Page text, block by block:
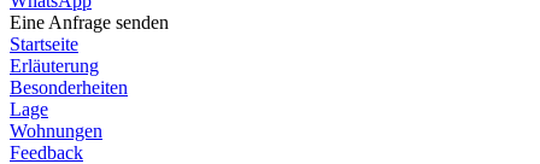
Eine Anfrage senden
Startseite
Erläuterung
Besonderheiten
Lage
Wohnungen
Feedback